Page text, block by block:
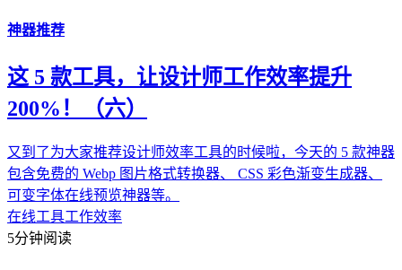
神器推荐
这 5 款工具，让设计师工作效率提升
200%！（六）
又到了为大家推荐设计师效率工具的时候啦，今天的 5 款神器
包含免费的 Webp 图片格式转换器、 CSS 彩色渐变生成器、
可变字体在线预览神器等。
在线工具工作效率
5分钟阅读